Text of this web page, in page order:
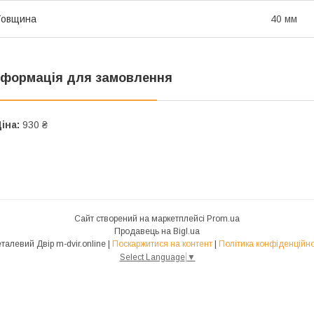
40 мм
для замовлення
930 ₴
Сайт створений на маркетплейсі Prom.ua
Продавець на Bigl.ua
Поскаржитися на контент
Політика
Select Language ▼